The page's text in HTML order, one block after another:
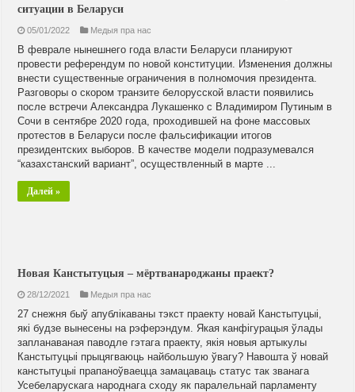
ситуации в Беларуси
05/01/2022 Медыя пра нас
В феврале нынешнего года власти Беларуси планируют
провести референдум по новой конституции. Изменения должны
внести существенные ограничения в полномочия президента.
Разговоры о скором транзите белорусской власти появились
после встречи Александра Лукашенко с Владимиром Путиным в
Сочи в сентябре 2020 года, проходившей на фоне массовых
протестов в Беларуси после фальсификации итогов
президентских выборов. В качестве модели подразумевался
“казахстанский вариант”, осуществленный в марте ...
Далей »
Новая Канстытуцыя – мёртванароджаны праект?
28/12/2021 Медыя пра нас
27 снежня быў апублікаваны тэкст праекту новай Канстытуцыі,
які будзе вынесены на рэферэндум. Якая канфігурацыя ўлады
запланаваная паводле гэтага праекту, якія новыя артыкулы
Канстытуцыі прыцягваюць найбольшую ўвагу? Навошта ў новай
канстытуцыі прапаноўваецца замацаваць статус так званага
Усебеларускага народнага сходу як паралельнай парламенту